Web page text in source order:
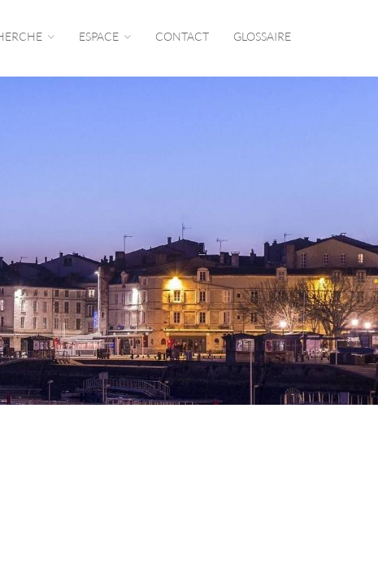
ESPACE CONTACT GLOSSAIRE